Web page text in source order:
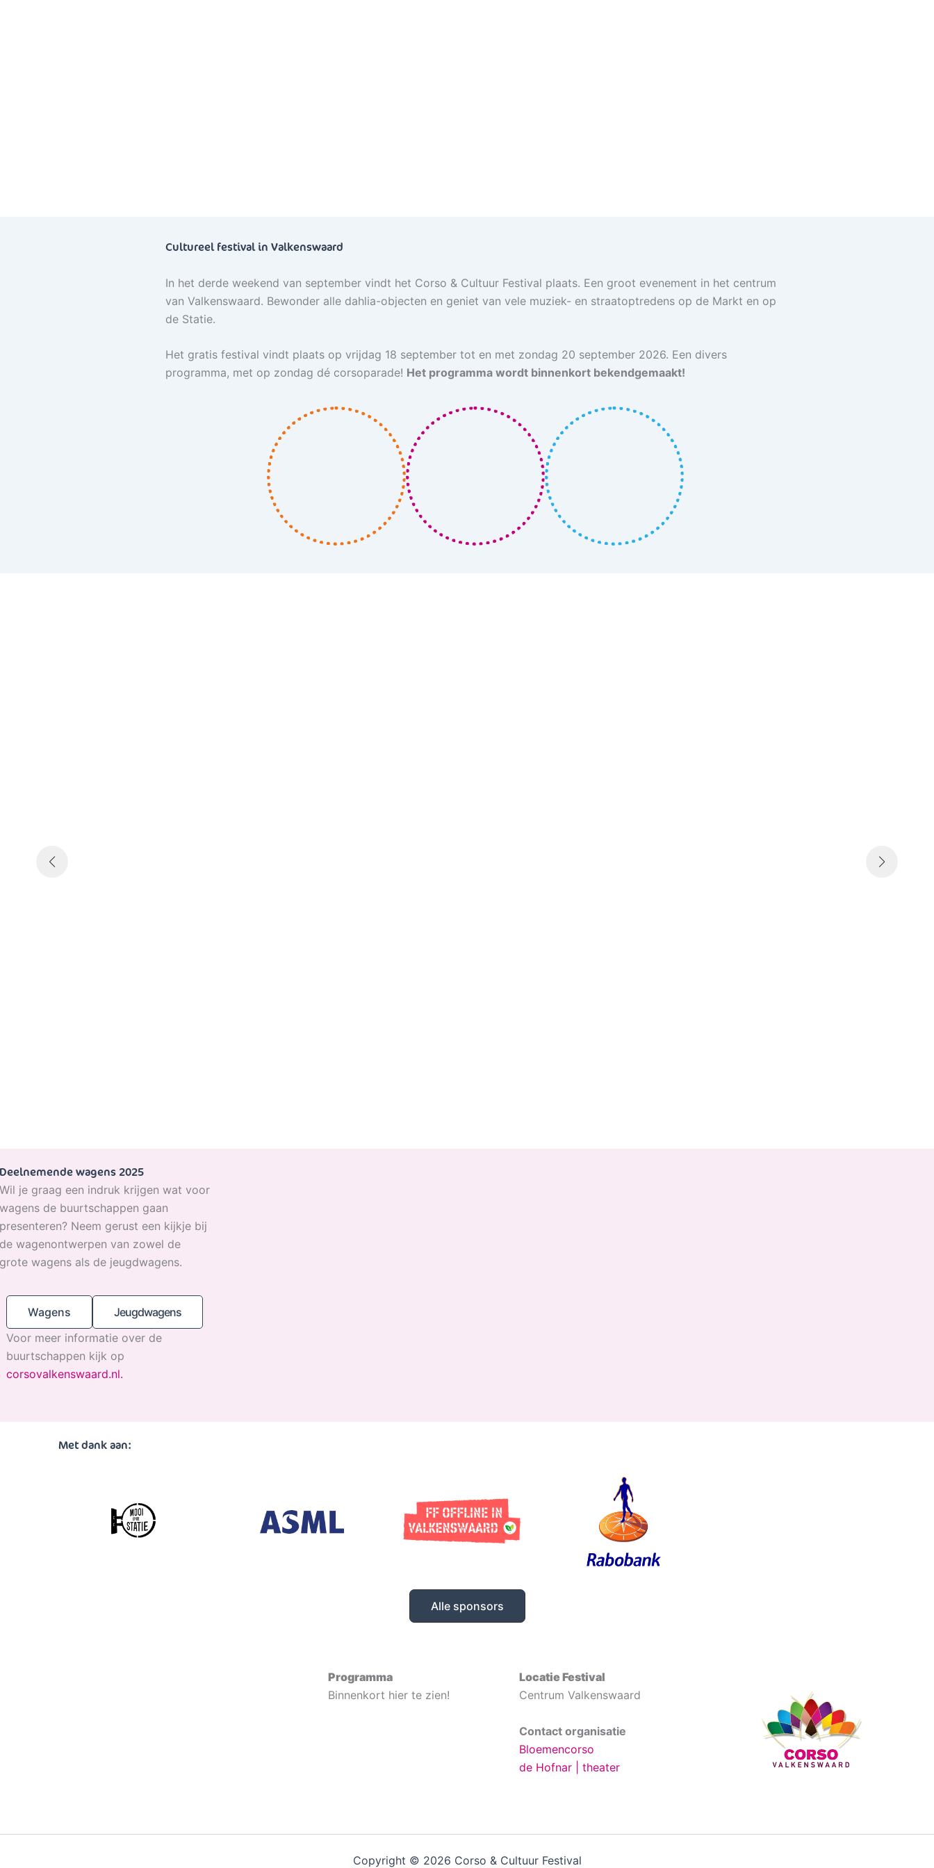
Cultureel festival in Valkenswaard
In het derde weekend van september vindt het Corso & Cultuur Festival plaats. Een groot evenement in het centrum
van Valkenswaard. Bewonder alle dahlia-objecten en geniet van vele muziek- en straatoptredens op de Markt en op
de Statie.
Het gratis festival vindt plaats op vrijdag 18 september tot en met zondag 20 september 2026. Een divers
programma, met op zondag dé corsoparade! Het programma wordt binnenkort bekendgemaakt!
wagens 2025
je graag een indruk krijgen wat voor
de buurtschappen gaan
Neem gerust een kijkje bij
wagenontwerpen van zowel de
wagens als de jeugdwagens.
Wagens
Jeugdwagens
Voor meer informatie over de
buurtschappen kijk op
corsovalkenswaard.nl.
Met dank aan:
Alle sponsors
Programma
Binnenkort hier te zien!
Locatie Festival
Centrum Valkenswaard
Contact organisatie
Bloemencorso
de Hofnar | theater
Copyright © 2026 Corso & Cultuur Festival